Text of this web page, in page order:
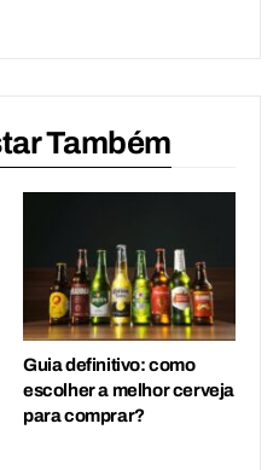
Também
Guia definitivo: como
escolher a melhor cerveja
para comprar?